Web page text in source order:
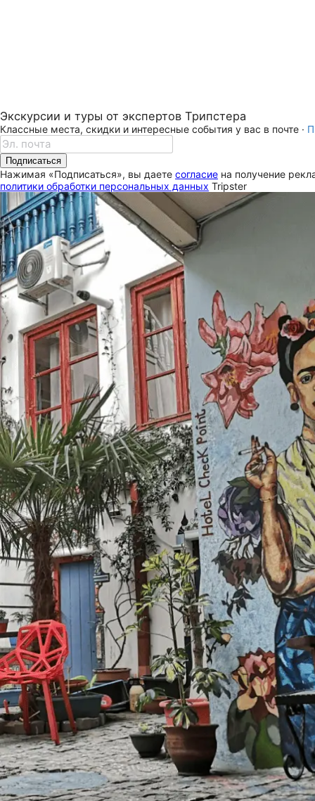
Экскурсии и туры от экспертов Трипстера
Классные места, скидки и интересные события у вас в почте ·
Подписаться
Нажимая «Подписаться», вы даете согласие на получение
политики обработки персональных данных Tripster